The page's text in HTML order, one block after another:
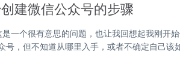
建微信公众号的步骤
一个很有意思的问题，也让我回想起我刚开
号，但不知道从哪里入手，或者不确定自己该